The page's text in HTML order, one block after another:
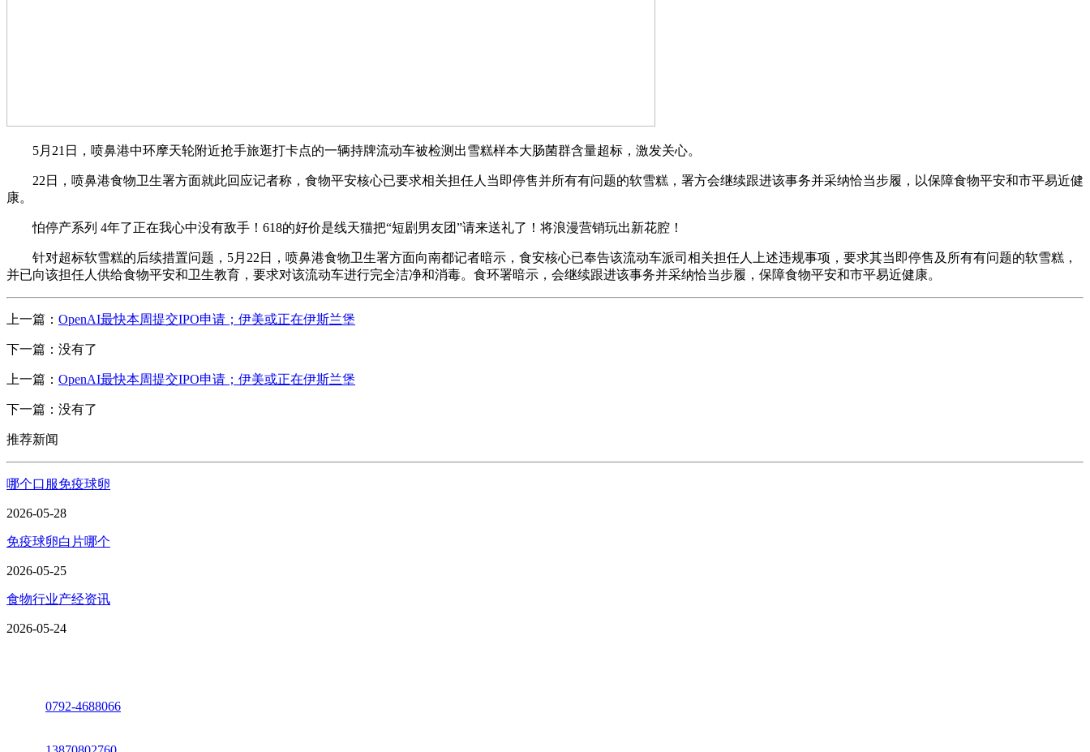
5月21日，喷鼻港中环摩天轮附近抢手旅逛打卡点的一辆持牌流动车被检测出雪糕样本大肠菌群含量超标，激发关心。
22日，喷鼻港食物卫生署方面就此回应记者称，食物平安核心已要求相关担任人当即停售并所有有问题的软雪糕，署方会继续跟进该事务并采纳恰当步履，以保障食物平安和市平易近健
康。
怕停产系列 4年了正在我心中没有敌手！618的好价是线天猫把“短剧男友团”请来送礼了！将浪漫营销玩出新花腔！
针对超标软雪糕的后续措置问题，5月22日，喷鼻港食物卫生署方面向南都记者暗示，食安核心已奉告该流动车派司相关担任人上述违规事项，要求其当即停售及所有有问题的软雪糕，
并已向该担任人供给食物平安和卫生教育，要求对该流动车进行完全洁净和消毒。食环署暗示，会继续跟进该事务并采纳恰当步履，保障食物平安和市平易近健康。
上一篇： OpenAI最快本周提交IPO申请；伊美或正在伊斯兰堡
下一篇：没有了
上一篇： OpenAI最快本周提交IPO申请；伊美或正在伊斯兰堡
下一篇：没有了
推荐新闻
哪个口服免疫球卵
2026-05-28
免疫球卵白片哪个
2026-05-25
食物行业产经资讯
2026-05-24
0792-4688066